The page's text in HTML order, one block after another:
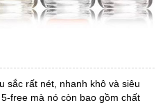
sắc rất nét, nhanh khô và siêu
free mà nó còn bao gồm chất